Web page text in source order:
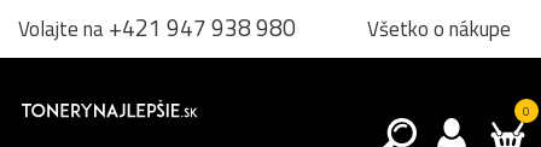
Volajte na+421 947 938 980 Všetko o nákupe
0